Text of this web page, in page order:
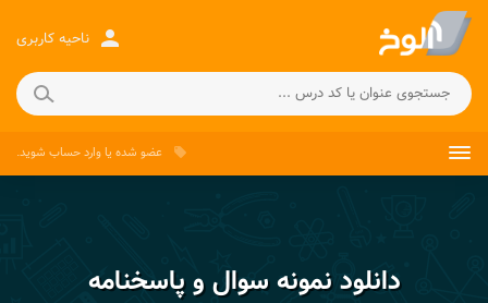
person ناحیه کاربری
local_offer عضو شده یاوارد حساب شوید.
دانلود نمونه سوال و پاسخنامه